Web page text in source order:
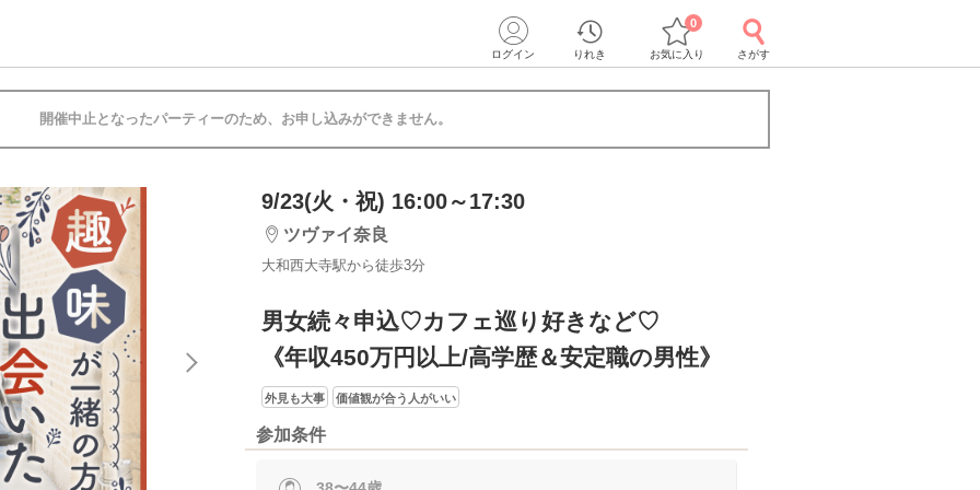
ログイン りれき お気に入り
0
さがす
開催中止となったパーティーのため、お申し込みができません。
9/23(火・祝) 16:00～17:30
ツヴァイ奈良
大和西大寺駅から徒歩3分
男女続々申込♡カフェ巡り好きなど♡
《年収450万円以上/高学歴＆安定職の男性》
外見も大事 価値観が合う人がいい
参加条件